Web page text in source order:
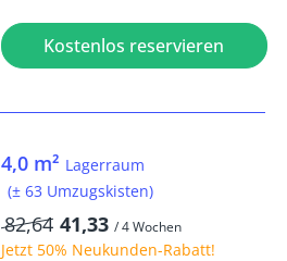
Kostenlos reservieren
4,0 m² Lagerraum
(± 63 Umzugskisten)
82,64 41,33 / 4 Wochen
Jetzt 50% Neukunden-Rabatt!